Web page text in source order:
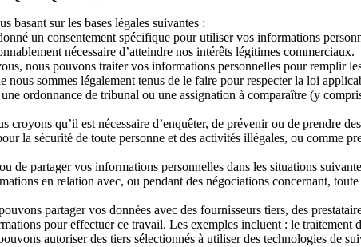
basant sur les bases légales suivantes :
un consentement spécifique pour utiliser vos informations
nécessaire d’atteindre nos intérêts légitimes commerciaux.
nous pouvons traiter vos informations personnelles pour remplir
sommes légalement tenus de le faire pour respecter la loi
ordonnance de tribunal ou une assignation à comparaître (y
qu’il est nécessaire d’enquêter, de prévenir ou de prendre
la sécurité de toute personne et des activités illégales, ou comme
de partager vos informations personnelles dans les situations
en relation avec, ou pendant des négociations concernant,
partager vos données avec des fournisseurs tiers, des
pour effectuer ce travail. Les exemples incluent : le traitement
autoriser des tiers sélectionnés à utiliser des technologies de